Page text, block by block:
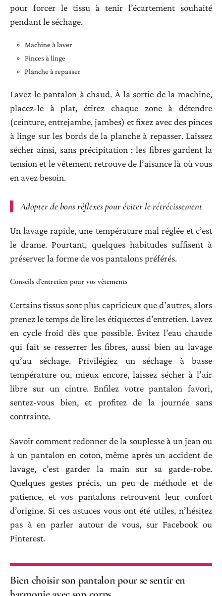
pour forcer le tissu à tenir l’écartement souhaité
pendant le séchage.
Machine à laver
Pinces à linge
Planche à repasser
Lavez le pantalon à chaud. À la sortie de la machine,
placez-le à plat, étirez chaque zone à détendre
(ceinture, entrejambe, jambes) et fixez avec des pinces
à linge sur les bords de la planche à repasser. Laissez
sécher ainsi, sans précipitation : les fibres gardent la
tension et le vêtement retrouve de l’aisance là où vous
en avez besoin.
Adopter de bons réflexes pour éviter le rétrécissement
Un lavage rapide, une température mal réglée et c’est
le drame. Pourtant, quelques habitudes suffisent à
préserver la forme de vos pantalons préférés.
Conseils d’entretien pour vos vêtements
Certains tissus sont plus capricieux que d’autres, alors
prenez le temps de lire les étiquettes d’entretien. Lavez
en cycle froid dès que possible. Évitez l’eau chaude
qui fait se resserrer les fibres, aussi bien au lavage
qu’au séchage. Privilégiez un séchage à basse
température ou, mieux encore, laissez sécher à l’air
libre sur un cintre. Enfilez votre pantalon favori,
sentez-vous bien, et profitez de la journée sans
contrainte.
Savoir comment redonner de la souplesse à un jean ou
à un pantalon en coton, même après un accident de
lavage, c’est garder la main sur sa garde-robe.
Quelques gestes précis, un peu de méthode et de
patience, et vos pantalons retrouvent leur confort
d’origine. Si ces astuces vous ont été utiles, n’hésitez
pas à en parler autour de vous, sur Facebook ou
Pinterest.
Bien choisir son pantalon pour se sentir en